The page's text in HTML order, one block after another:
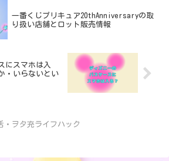
一番くじプリキュア20thAnniversaryの取
り扱い店舗とロット販売情報
にスマホは入
・いらないとい
・ヲタ充ライフハック